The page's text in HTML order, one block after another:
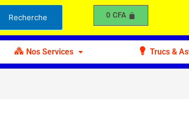
Recherche 0 CFA
Nos Services Trucs &